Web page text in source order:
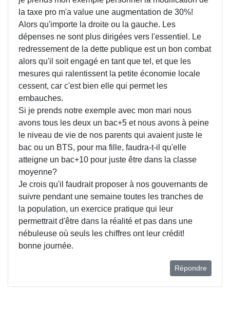
la taxe pro m'a value une augmentation de 30%!
Alors qu'importe la droite ou la gauche. Les
dépenses ne sont plus dirigées vers l'essentiel. Le
redressement de la dette publique est un bon combat
alors qu'il soit engagé en tant que tel, et que les
mesures qui ralentissent la petite économie locale
cessent, car c'est bien elle qui permet les
embauches.
Si je prends notre exemple avec mon mari nous
avons tous les deux un bac+5 et nous avons à peine
le niveau de vie de nos parents qui avaient juste le
bac ou un BTS, pour ma fille, faudra-t-il qu'elle
atteigne un bac+10 pour juste être dans la classe
moyenne?
Je crois qu'il faudrait proposer à nos gouvernants de
suivre pendant une semaine toutes les tranches de
la population, un exercice pratique qui leur
permettrait d'être dans la réalité et pas dans une
nébuleuse où seuls les chiffres ont leur crédit!
bonne journée.
Répondre